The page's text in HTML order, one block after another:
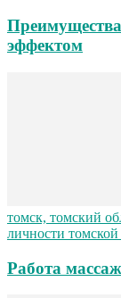
эффектом
томск, томский
личности томской
Работа